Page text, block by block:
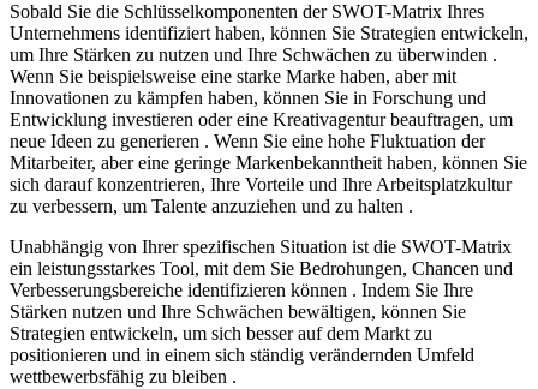
Sobald Sie die Schlüsselkomponenten der SWOT-Matrix Ihres
Unternehmens identifiziert haben, können Sie Strategien entwickeln,
um Ihre Stärken zu nutzen und Ihre Schwächen zu überwinden .
Wenn Sie beispielsweise eine starke Marke haben, aber mit
Innovationen zu kämpfen haben, können Sie in Forschung und
Entwicklung investieren oder eine Kreativagentur beauftragen, um
neue Ideen zu generieren . Wenn Sie eine hohe Fluktuation der
Mitarbeiter, aber eine geringe Markenbekanntheit haben, können Sie
sich darauf konzentrieren, Ihre Vorteile und Ihre Arbeitsplatzkultur
zu verbessern, um Talente anzuziehen und zu halten .
Unabhängig von Ihrer spezifischen Situation ist die SWOT-Matrix
ein leistungsstarkes Tool, mit dem Sie Bedrohungen, Chancen und
Verbesserungsbereiche identifizieren können . Indem Sie Ihre
Stärken nutzen und Ihre Schwächen bewältigen, können Sie
Strategien entwickeln, um sich besser auf dem Markt zu
positionieren und in einem sich ständig verändernden Umfeld
wettbewerbsfähig zu bleiben .